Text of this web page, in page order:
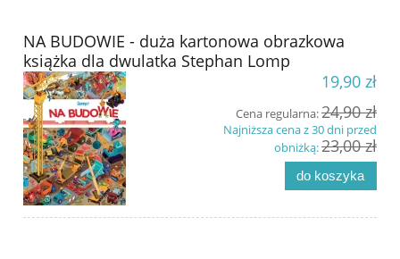
NA BUDOWIE - duża kartonowa obrazkowa
książka dla dwulatka Stephan Lomp
19,90 zł
Cena regularna:24,90 zł
Najniższa cena z 30 dni przed
obniżką:23,00 zł
do koszyka